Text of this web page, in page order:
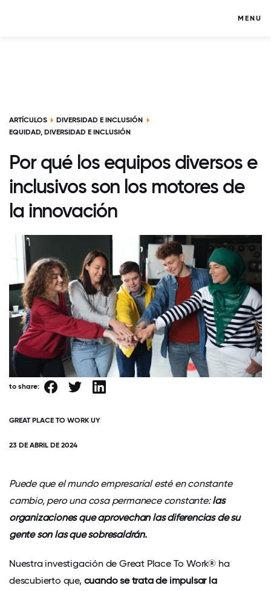
MENU
ARTÍCULOS
DIVERSIDAD E INCLUSIÓN
EQUIDAD, DIVERSIDAD E INCLUSIÓN
Por qué los equipos diversos e
inclusivos son los motores de
la innovación
to share:
GREAT PLACE TO WORK UY
23 DE ABRIL DE 2024
Puede que el mundo empresarial esté en constante
cambio, pero una cosa permanece constante:las
organizaciones que aprovechan las diferencias de su
gente son las que sobresaldrán.
Nuestra investigación de Great Place To Work® ha
descubierto que, cuando se trata de impulsar la